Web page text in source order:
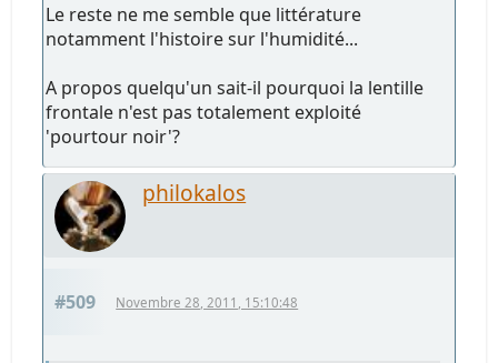
Le reste ne me semble que littérature
notamment l'histoire sur l'humidité...
A propos quelqu'un sait-il pourquoi la lentille
frontale n'est pas totalement exploité
'pourtour noir'?
philokalos
#509 Novembre 28, 2011, 15:10:48